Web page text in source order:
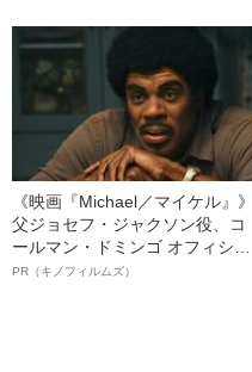
《映画『Michael／マイケル』》
父ジョセフ・ジャクソン役、コ
ールマン・ドミンゴ オフィシャ
ルインタビュー“観客を魅了した
PR（キノフィルムズ）